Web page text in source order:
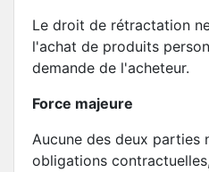
Le droit de rétractation
l'achat de produits
demande de l'acheteur.
Force majeure
Aucune des deux parties
obligations